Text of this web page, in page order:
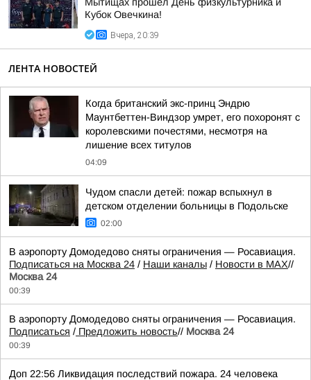
Кубок Овечкина!
Вчера, 20:39
ЛЕНТА НОВОСТЕЙ
Когда британский экс-принц Эндрю
Маунтбеттен-Виндзор умрет, его похоронят с
королевскими почестями, несмотря на
лишение всех титулов
04:09
Чудом спасли детей: пожар вспыхнул в
детском отделении больницы в Подольске
02:00
В аэропорту Домодедово сняты ограничения — Росавиация.
Подписаться на Москва 24 / Наши каналы / Новости в MAX//
Москва 24
00:39
В аэропорту Домодедово сняты ограничения — Росавиация.
Подписаться / Предложить новость// Москва 24
00:39
Доп 22:56 Ликвидация последствий пожара. 24 человека